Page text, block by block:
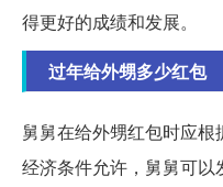
得更好的成绩和发展。
过年给外甥多少红包
舅舅在给外甥红包时应
经济条件允许，舅舅可